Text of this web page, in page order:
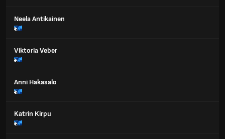
Neela Antikainen
Viktoria Veber
Anni Hakasalo
Katrin Kirpu